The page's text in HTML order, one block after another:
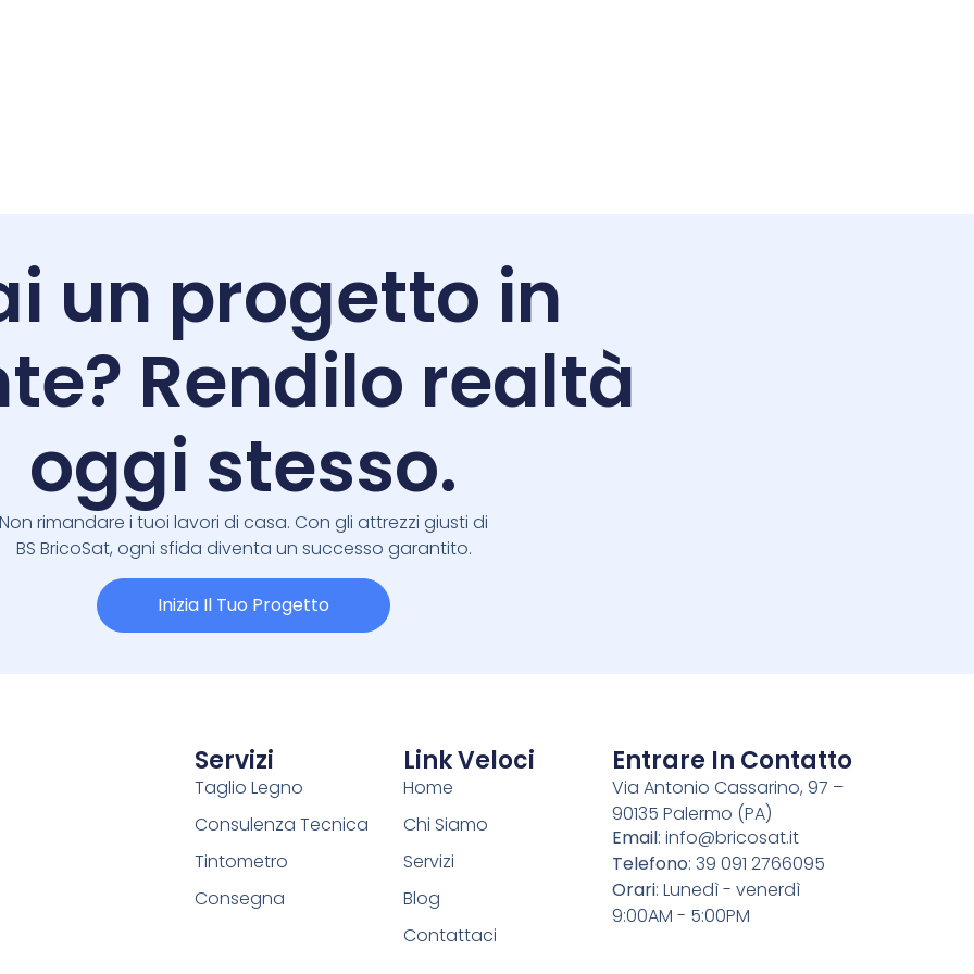
un progetto in
Rendilo realtà
oggi stesso.
Non rimandare i tuoi lavori di casa. Con gli attrezzi giusti di
BS BricoSat, ogni sfida diventa un successo garantito.
Inizia Il Tuo Progetto
Servizi
Taglio Legno
Consulenza Tecnica
Tintometro
Consegna
Link Veloci
Home
Chi Siamo
Servizi
Blog
Contattaci
Entrare In Contatto
Via Antonio Cassarino, 97 –
90135 Palermo (PA)
Email: info@bricosat.it
Telefono: 39 091 2766095
Orari: Lunedì - venerdì
9:00AM - 5:00PM